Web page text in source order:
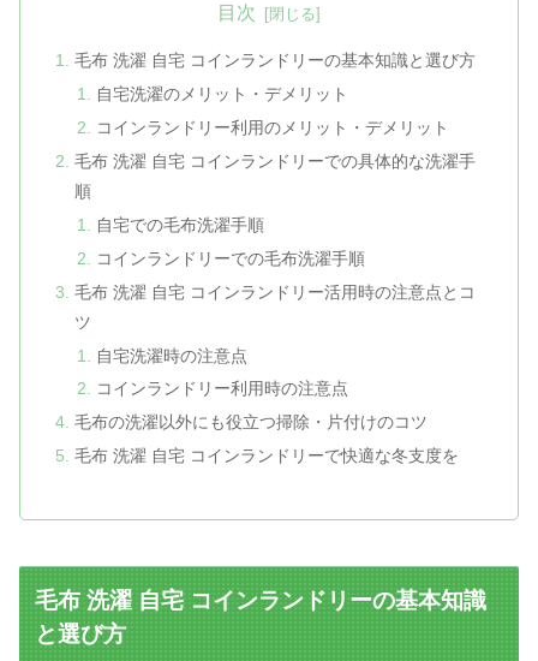
目次
毛布 洗濯 自宅 コインランドリーの基本知識と選び方
自宅洗濯のメリット・デメリット
コインランドリー利用のメリット・デメリット
毛布 洗濯 自宅 コインランドリーでの具体的な洗濯手
順
自宅での毛布洗濯手順
コインランドリーでの毛布洗濯手順
毛布 洗濯 自宅 コインランドリー活用時の注意点とコ
ツ
自宅洗濯時の注意点
コインランドリー利用時の注意点
毛布の洗濯以外にも役立つ掃除・片付けのコツ
毛布 洗濯 自宅 コインランドリーで快適な冬支度を
毛布 洗濯 自宅 コインランドリーの基本知識
と選び方